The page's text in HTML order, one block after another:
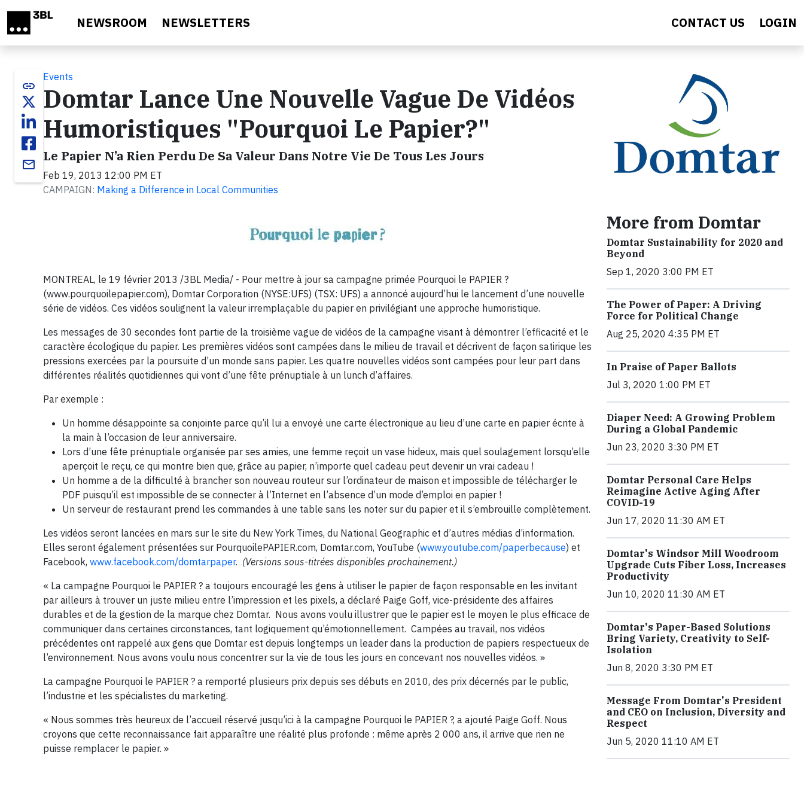
NEWSROOM NEWSLETTERS CONTACT US LOGIN
link
email
Events
Domtar Lance Une Nouvelle Vague De Vidéos
Humoristiques "Pourquoi Le Papier?"
Le Papier N’a Rien Perdu De Sa Valeur Dans Notre Vie De Tous Les Jours
Feb 19, 2013 12:00 PM ET
CAMPAIGN: Making a Difference in Local Communities
MONTREAL, le 19 février 2013 /3BL Media/ - Pour mettre à jour sa campagne primée Pourquoi le PAPIER ?
(www.pourquoilepapier.com), Domtar Corporation (NYSE:UFS) (TSX: UFS) a annoncé aujourd’hui le lancement d’une nouvelle
série de vidéos. Ces vidéos soulignent la valeur irremplaçable du papier en privilégiant une approche humoristique.
Les messages de 30 secondes font partie de la troisième vague de vidéos de la campagne visant à démontrer l’efficacité et le
caractère écologique du papier. Les premières vidéos sont campées dans le milieu de travail et décrivent de façon satirique les
pressions exercées par la poursuite d’un monde sans papier. Les quatre nouvelles vidéos sont campées pour leur part dans
différentes réalités quotidiennes qui vont d’une fête prénuptiale à un lunch d’affaires.
Par exemple :
Un homme désappointe sa conjointe parce qu’il lui a envoyé une carte électronique au lieu d’une carte en papier écrite à
la main à l’occasion de leur anniversaire.
Lors d’une fête prénuptiale organisée par ses amies, une femme reçoit un vase hideux, mais quel soulagement lorsqu’elle
aperçoit le reçu, ce qui montre bien que, grâce au papier, n’importe quel cadeau peut devenir un vrai cadeau !
Un homme a de la difficulté à brancher son nouveau routeur sur l’ordinateur de maison et impossible de télécharger le
PDF puisqu’il est impossible de se connecter à l’Internet en l’absence d’un mode d’emploi en papier !
Un serveur de restaurant prend les commandes à une table sans les noter sur du papier et il s’embrouille complètement.
Les vidéos seront lancées en mars sur le site du New York Times, du National Geographic et d’autres médias d’information.
Elles seront également présentées sur PourquoilePAPIER.com, Domtar.com, YouTube (www.youtube.com/paperbecause) et
Facebook, www.facebook.com/domtarpaper. (Versions sous-titrées disponibles prochainement.)
« La campagne Pourquoi le PAPIER ? a toujours encouragé les gens à utiliser le papier de façon responsable en les invitant
par ailleurs à trouver un juste milieu entre l’impression et les pixels, a déclaré Paige Goff, vice-présidente des affaires
durables et de la gestion de la marque chez Domtar. Nous avons voulu illustrer que le papier est le moyen le plus efficace de
communiquer dans certaines circonstances, tant logiquement qu’émotionnellement. Campées au travail, nos vidéos
précédentes ont rappelé aux gens que Domtar est depuis longtemps un leader dans la production de papiers respectueux de
l’environnement. Nous avons voulu nous concentrer sur la vie de tous les jours en concevant nos nouvelles vidéos. »
La campagne Pourquoi le PAPIER ? a remporté plusieurs prix depuis ses débuts en 2010, des prix décernés par le public,
l’industrie et les spécialistes du marketing.
« Nous sommes très heureux de l’accueil réservé jusqu’ici à la campagne Pourquoi le PAPIER ?, a ajouté Paige Goff. Nous
croyons que cette reconnaissance fait apparaître une réalité plus profonde : même après 2 000 ans, il arrive que rien ne
puisse remplacer le papier. »
More from Domtar
Domtar Sustainability for 2020 and
Beyond
Sep 1, 2020 3:00 PM ET
The Power of Paper: A Driving
Force for Political Change
Aug 25, 2020 4:35 PM ET
In Praise of Paper Ballots
Jul 3, 2020 1:00 PM ET
Diaper Need: A Growing Problem
During a Global Pandemic
Jun 23, 2020 3:30 PM ET
Domtar Personal Care Helps
Reimagine Active Aging After
COVID-19
Jun 17, 2020 11:30 AM ET
Domtar's Windsor Mill Woodroom
Upgrade Cuts Fiber Loss, Increases
Productivity
Jun 10, 2020 11:30 AM ET
Domtar's Paper-Based Solutions
Bring Variety, Creativity to Self-
Isolation
Jun 8, 2020 3:30 PM ET
Message From Domtar's President
and CEO on Inclusion, Diversity and
Respect
Jun 5, 2020 11:10 AM ET